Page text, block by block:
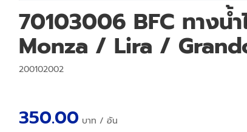
70103006 BFC ทางน้
Monza / Lira /
200102002
350.00 บาท / อัน